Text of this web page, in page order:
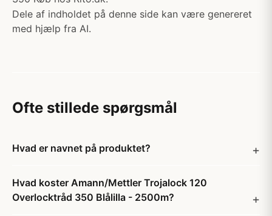
Dele af indholdet på denne side kan være genereret
med hjælp fra AI.
Ofte stillede spørgsmål
Hvad er navnet på produktet?
Hvad koster Amann/Mettler Trojalock 120
Overlocktråd 350 Blålilla - 2500m?